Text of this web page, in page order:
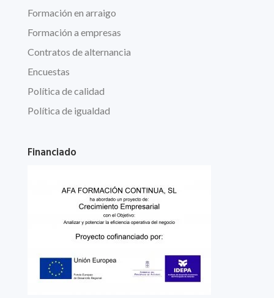
Formación en arraigo
Formación a empresas
Contratos de alternancia
Encuestas
Política de calidad
Política de igualdad
Financiado